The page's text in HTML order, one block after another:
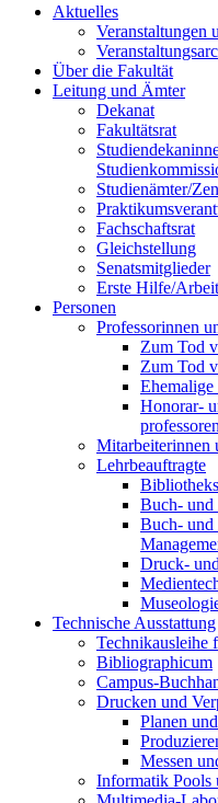
Aktuelles
Veranstaltungen
Über die Fakultät
Leitung und Ämter
Dekanat
Fakultätsrat
Studienämter/
Fachschaftsrat
Gleichstellung
Senatsmitglieder
Erste Hilfe/
Personen
Professorinnen
Zum Tod
Zum Tod
Ehemalige
Honorar-
professoren
Mitarbeiterinnen
Lehrbeauftragte
Buch- und
Buch- und
Druck-
Technische Ausstattung
Technikausleihe
Bibliographicum
Campus-
Drucken und
Planen
Messen
Informatik Pools